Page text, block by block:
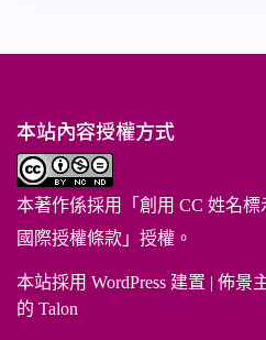
本站內容授權方式
本著作係採用「 創用 CC 姓名
國際授權條款 」授權。
本站採用 WordPress 建置 | 佈景
的 Talon